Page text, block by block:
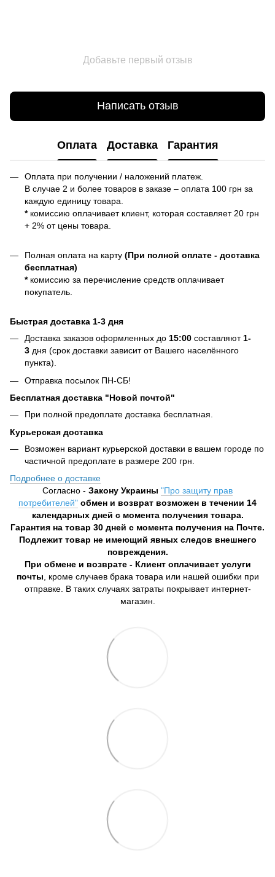
Добавьте первый отзыв
Написать отзыв
Оплата Доставка Гарантия
Оплата при получении / наложений платеж.
В случае 2 и более товаров в заказе – оплата 100 грн за
каждую единицу товара.
* комиссию оплачивает клиент, которая составляет 20 грн
+ 2% от цены товара.
Полная оплата на карту (При полной оплате - доставка
бесплатная)
* комиссию за перечисление средств оплачивает
покупатель.
Быстрая доставка 1-3 дня
Доставка заказов оформленных до 15:00 составляют1-
3 дня (срок доставки зависит от Вашего населённого
пункта).
Отправка посылок ПН-СБ!
Бесплатная доставка "Новой почтой"
При полной предоплате доставка бесплатная.
Курьерская доставка
Возможен вариант курьерской доставки в вашем городе по
частичной предоплате в размере 200 грн.
Подробнее о доставке
Согласно - Закону Украины "Про защиту прав
потребителей" обмен и возврат возможен в течении 14
календарных дней с момента получения товара.
Гарантия на товар 30 дней с момента получения на Почте.
Подлежит товар не имеющий явных следов внешнего
повреждения.
При обмене и возврате - Клиент оплачивает услуги
почты , кроме случаев брака товара или нашей ошибки при
отправке. В таких случаях затраты покрывает интернет-
магазин.